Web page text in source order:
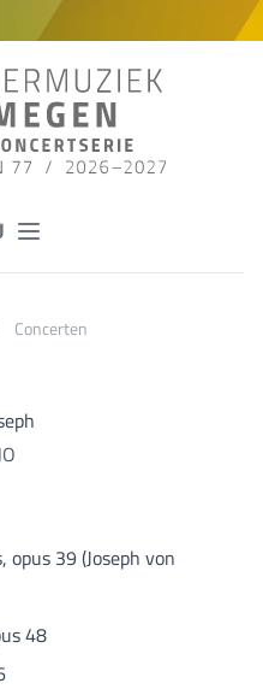
Concerten
opus 39 (Joseph von
48